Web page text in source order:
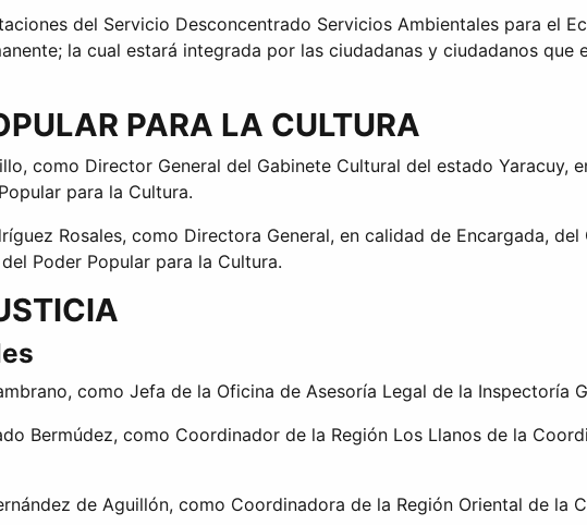
del Servicio Desconcentrado Servicios Ambientales para el
la cual estará integrada por las ciudadanas y ciudadanos que
PARA LA CULTURA
como Director General del Gabinete Cultural del estado Yaracuy,
para la Cultura.
Rosales, como Directora General, en calidad de Encargada,
Poder Popular para la Cultura.
como Jefa de la Oficina de Asesoría Legal de la Inspectoría
Bermúdez, como Coordinador de la Región Los Llanos de la
de Aguillón, como Coordinadora de la Región Oriental de la